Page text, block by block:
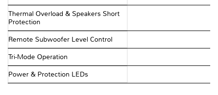
Thermal Overload & Speakers Short
Protection
Remote Subwoofer Level Control
Tri-Mode Operation
Power & Protection LEDs